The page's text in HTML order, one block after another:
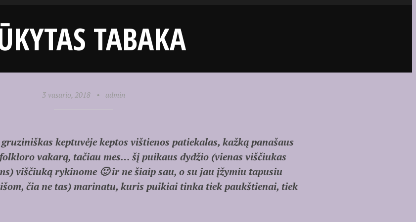
TABAKA
3 vasario, 2018 • admin
keptuvėje keptos vištienos patiekalas, kažką panašaus
vakarą, tačiau mes… šį puikaus dydžio (vienas viščiukas
viščiuką rykinome 🙂 ir ne šiaip sau, o su jau įžymiu tapusiu
čia ne tas) marinatu, kuris puikiai tinka tiek paukštienai, tiek